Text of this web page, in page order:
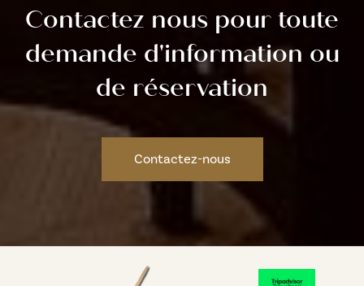
Contactez nous pour toute
demande d'information ou
de réservation
Contactez-nous